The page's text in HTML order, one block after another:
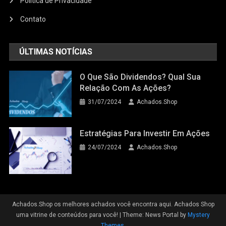
Contato
ÚLTIMAS NOTÍCIAS
O Que São Dividendos? Qual Sua
Relação Com As Ações?
31/07/2024 Achados.Shop
Estratégias Para Investir Em Ações
24/07/2024 Achados.Shop
Achados.Shop os melhores achados você encontra aqui. Achados Shop
uma vitrine de conteúdos para você! | Theme: News Portal by Mystery